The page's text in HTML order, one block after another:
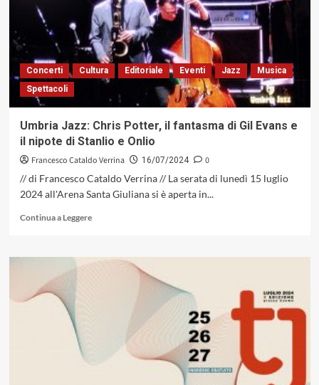
Concerti Cultura Editoriale Eventi Jazz
Musica
Spettacoli
Umbria Jazz: Chris Potter, il fantasma di Gil Evans e
il nipote di Stanlio e Onlio
Francesco Cataldo Verrina 16/07/2024
0
// di Francesco Cataldo Verrina // La serata di lunedì 15 luglio
2024 all'Arena Santa Giuliana si è aperta in...
Continua a LeggereLeggi
su